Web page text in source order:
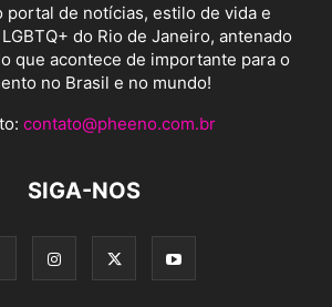
portal de notícias, estilo de vida e
do Rio de Janeiro, antenado
que acontece de importante para o
no Brasil e no mundo!
contato@pheeno.com.br
SIGA-NOS